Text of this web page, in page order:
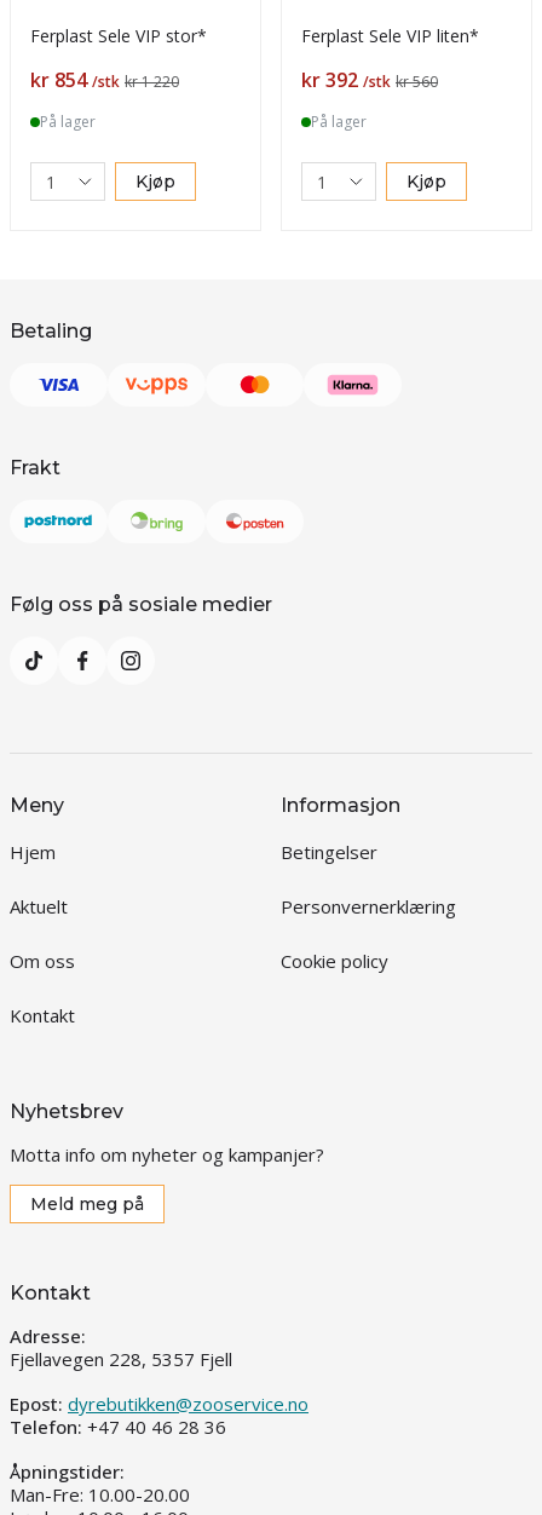
Ferplast Sele VIP stor*
Pris
kr 854 /stk kr 1 220
På lager
Kjøp
Ferplast Sele VIP liten*
Pris
kr 392 /stk kr 560
På lager
Kjøp
Betaling
Frakt
Følg oss på sosiale medier
Meny
Hjem
Aktuelt
Om oss
Kontakt
Informasjon
Betingelser
Personvernerklæring
Cookie policy
Nyhetsbrev
Motta info om nyheter og kampanjer?
Meld meg på
Kontakt
Adresse:
Fjellavegen 228, 5357 Fjell
Epost: dyrebutikken@zooservice.no
Telefon: +47 40 46 28 36
Åpningstider:
Man-Fre: 10.00-20.00